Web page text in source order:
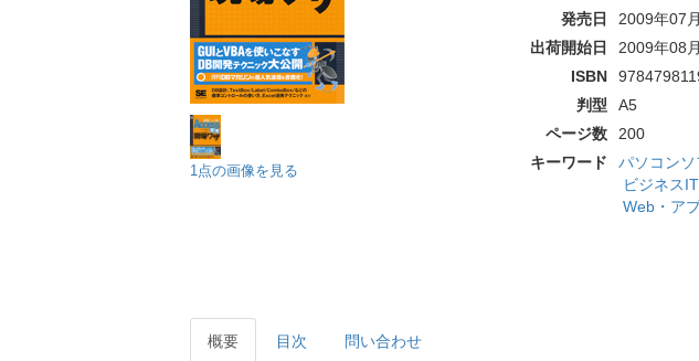
1点の画像を見る
発売日
2009年07
出荷開始日
2009年08
ISBN
判型
A5
ページ数
200
キーワード
パソコンソ
ビジネスIT
Web・ア
概要 目次 問い合わせ